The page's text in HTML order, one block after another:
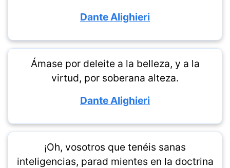
Dante Alighieri
Ámase por deleite a la belleza, y a la
virtud, por soberana alteza.
Dante Alighieri
¡Oh, vosotros que tenéis sanas
inteligencias, parad mientes en la doctrina